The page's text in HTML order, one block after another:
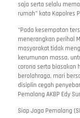
saja serta selalu
rumah” kata Kapolres
“Pada kesempatan
menerangkan perihal
masyarakat tidak
kerumunan massa,
corona serta biasakan
berolahraga, mari
disiplin cegah
Pemalang AKBP Edy
Siap Jaga Pemalang